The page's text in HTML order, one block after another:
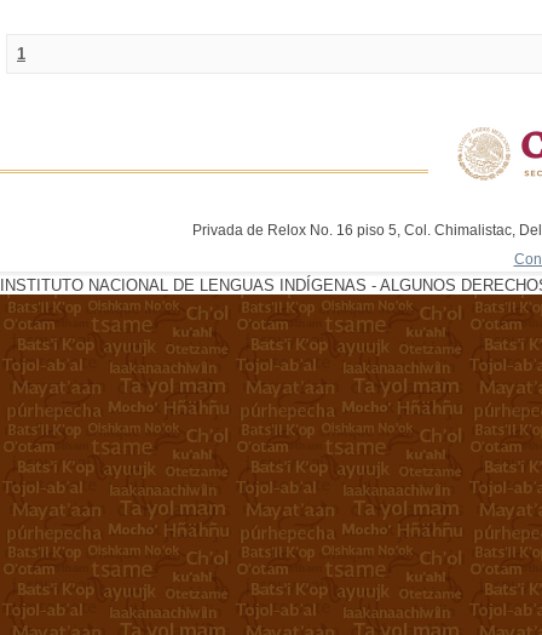
1
Privada de Relox No. 16 piso 5, Col. Chimalistac,
INSTITUTO NACIONAL DE LENGUAS INDÍGENAS - ALGUNOS